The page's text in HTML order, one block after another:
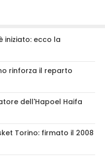
iniziato: ecco la
rinforza il reparto
dell'Hapoel Haifa
Torino: firmato il 2008